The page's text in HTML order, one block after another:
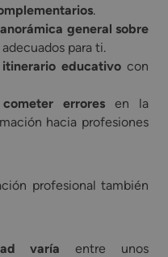
.
general sobre
adecuados para ti.
educativocon
errores en la
hacia profesiones
profesional también
varía entre unos